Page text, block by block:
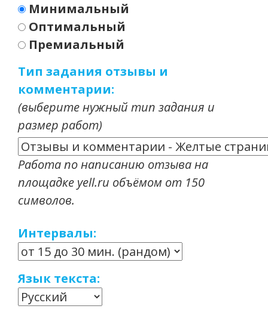
Минимальный
Оптимальный
Премиальный
Тип задания отзывы и
комментарии:
(выберите нужный тип задания и
размер работ)
Работа по написанию отзыва на
площадке yell.ru объёмом от 150
символов.
Интервалы:
Язык текста: